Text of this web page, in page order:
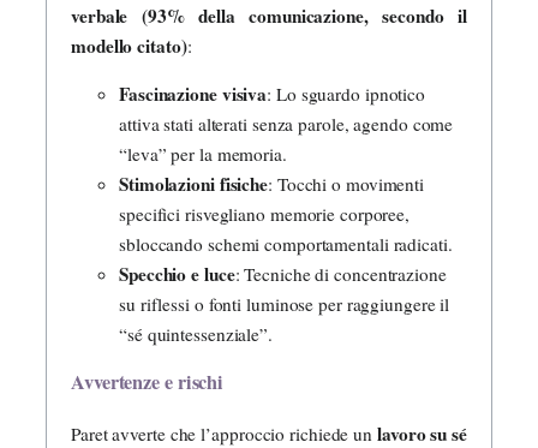
verbale (93% della comunicazione, secondo il
modello citato):
Fascinazione visiva: Lo sguardo ipnotico
attiva stati alterati senza parole, agendo come
“leva” per la memoria.
Stimolazioni fisiche: Tocchi o movimenti
specifici risvegliano memorie corporee,
sbloccando schemi comportamentali radicati.
Specchio e luce: Tecniche di concentrazione
su riflessi o fonti luminose per raggiungere il
“sé quintessenziale”.
Avvertenze e rischi
Paret avverte che l’approccio richiede unlavoro su sé